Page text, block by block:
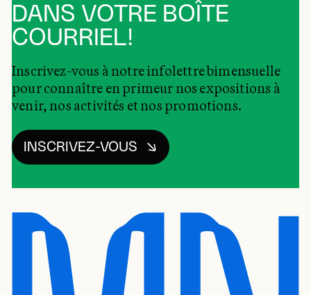
DANS VOTRE BOÎTE
COURRIEL!
Inscrivez-vous à notre infolettre bimensuelle
pour connaître en primeur nos expositions à
venir, nos activités et nos promotions.
INSCRIVEZ-VOUS